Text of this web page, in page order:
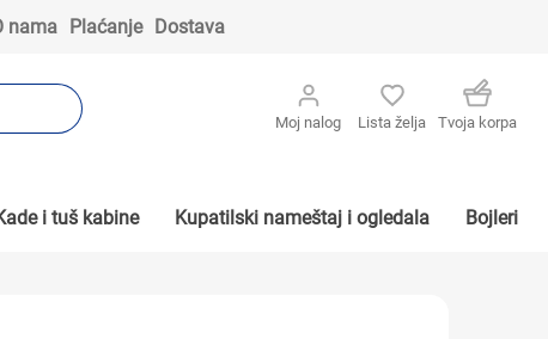
nama Plaćanje Dostava
Moj nalog Lista želja Tvoja korpa
i tuš kabine Kupatilski nameštaj i ogledala Bojleri